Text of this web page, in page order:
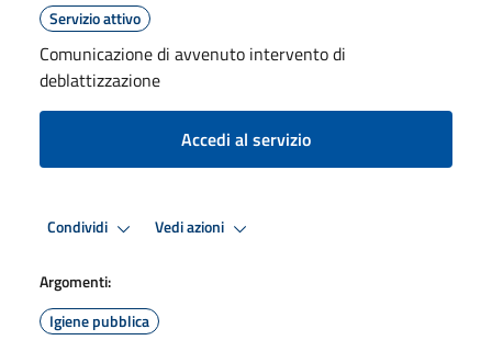
Servizio attivo
Comunicazione di avvenuto intervento di
deblattizzazione
Accedi al servizio
Condividi Vedi azioni
Argomenti:
Igiene pubblica